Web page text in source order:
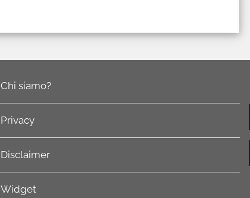
Chi siamo?
Privacy
Disclaimer
Widget